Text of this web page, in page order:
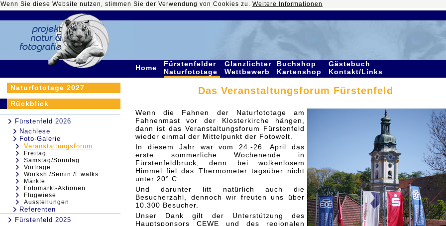
Wenn Sie diese Website nutzen, stimmen Sie der Verwendung von Cookies zu. Weitere Informationen
Home
Fürstenfelder
Naturfototage
Glanzlichter
Wettbewerb
Buchshop
Kartenshop
Gästebuch
Kontakt/Links
Naturfototage 2027
Rückblick
Fürstenfeld 2026
Nachlese
Foto-Galerie
Veranstaltungsforum
Freitag
Samstag/Sonntag
Vorträge
Worksh./Semin./F.walks
Märkte
Fotomarkt-Aktionen
Flugwiese
Ausstellungen
Referenten
Fürstenfeld 2025
Das Veranstaltungsforum Fürstenfeld
Wenn die Fahnen der Naturfototage am
Fahnenmast vor der Klosterkirche hängen,
dann ist das Veranstaltungsforum Fürstenfeld
wieder einmal der Mittelpunkt der Fotowelt.
In diesem Jahr war vom 24.-26. April das
erste sommerliche Wochenende in
Fürstenfeldbruck, denn bei wolkenlosem
Himmel fiel das Thermometer tagsüber nicht
unter 20° C.
Und darunter litt natürlich auch die
Besucherzahl, dennoch wir freuten uns über
10.300 Besucher.
Unser Dank gilt der Unterstützung des
Hauptsponsors CEWE und des regionalen